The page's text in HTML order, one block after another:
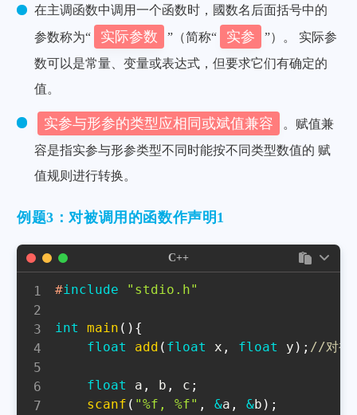
在主调函数中调用一个函数时，國数名后面括号中的
参数称为“
实际参数 ”（简称“ 实参
”）。 实际参
数可以是常量、变量或表达式，但要求它们有确定的
值。
实参与形参的类型应相同或斌值兼容
。赋值兼
容是指实参与形参类型不同时能按不同类型数值的 赋
值规则进行转换。
例题3：对被调用的函数作声明1
#include "stdio.h"
int main ( ) {
float
add ( float x , float y ) ; //对被
float a , b , c ;
scanf ( "%f, %f" , &a , &b ) ;
C++